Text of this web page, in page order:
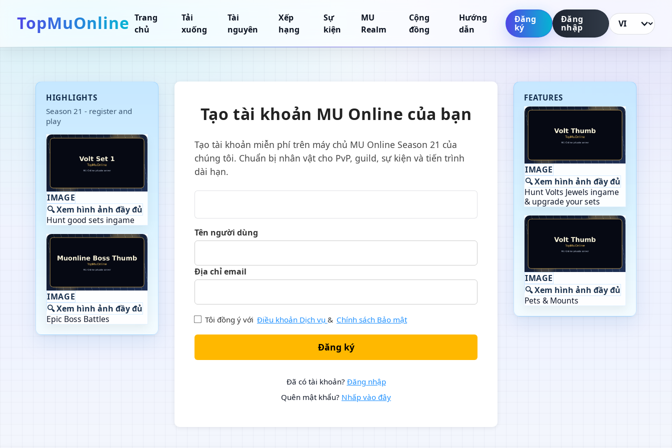
TopMuOnline Trang
chủ
Tải
xuống
Tài
nguyên
Xếp
hạng
Sự
kiện
MU
Realm
Cộng
đồng
Hướng
dẫn
Đăng
ký
Đăng
nhập Thay đổi ngôn
HIGHLIGHTS
Season 21 - register and
play
IMAGE
🔍 Xem hình ảnh đầy đủ
Hunt good sets ingame
IMAGE
🔍 Xem hình ảnh đầy đủ
Epic Boss Battles
Tạo tài khoản MU Online của bạn
Tạo tài khoản miễn phí trên máy chủ MU Online Season 21 của
chúng tôi. Chuẩn bị nhân vật cho PvP, guild, sự kiện và tiến trình
dài hạn.
Tên người dùng
Địa chỉ email
Tôi đồng ý với Điều khoản Dịch vụ& Chính sách Bảo mật
Đăng ký
Đã có tài khoản? Đăng nhập
Quên mật khẩu? Nhấp vào đây
FEATURES
IMAGE
🔍 Xem hình ảnh đầy đủ
Hunt Volts Jewels ingame
& upgrade your sets
IMAGE
🔍 Xem hình ảnh đầy đủ
Pets & Mounts